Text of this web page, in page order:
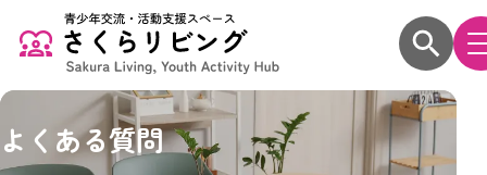
よくある質問